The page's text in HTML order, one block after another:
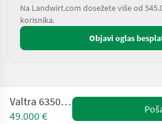
Na Landwirt.com dosežete više od
korisnika.
Objavi oglas
Valtra 6350 HiTech
49.000 €